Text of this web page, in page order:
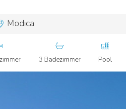
Modica
3 Badezimmer Pool